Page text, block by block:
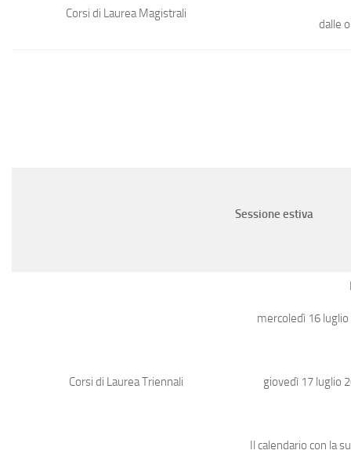
Corsi di Laurea Magistrali
dalle
Sessione estiva
Corsi di Laurea Triennali
mercoledì 16
giovedì 17 luglio
Il calendario con la